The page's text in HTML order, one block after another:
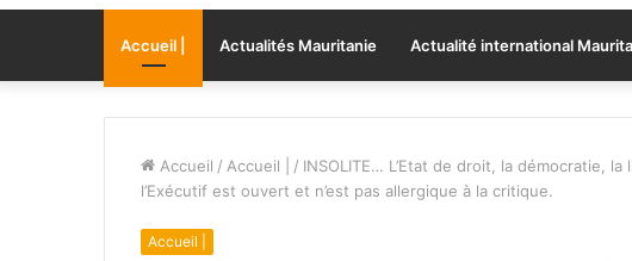
Accueil | Actualités Mauritanie Actualité international
Accueil / Accueil | / INSOLITE… L’Etat de droit, la démocratie,
l’Exécutif est ouvert et n’est pas allergique à la critique.
Accueil |